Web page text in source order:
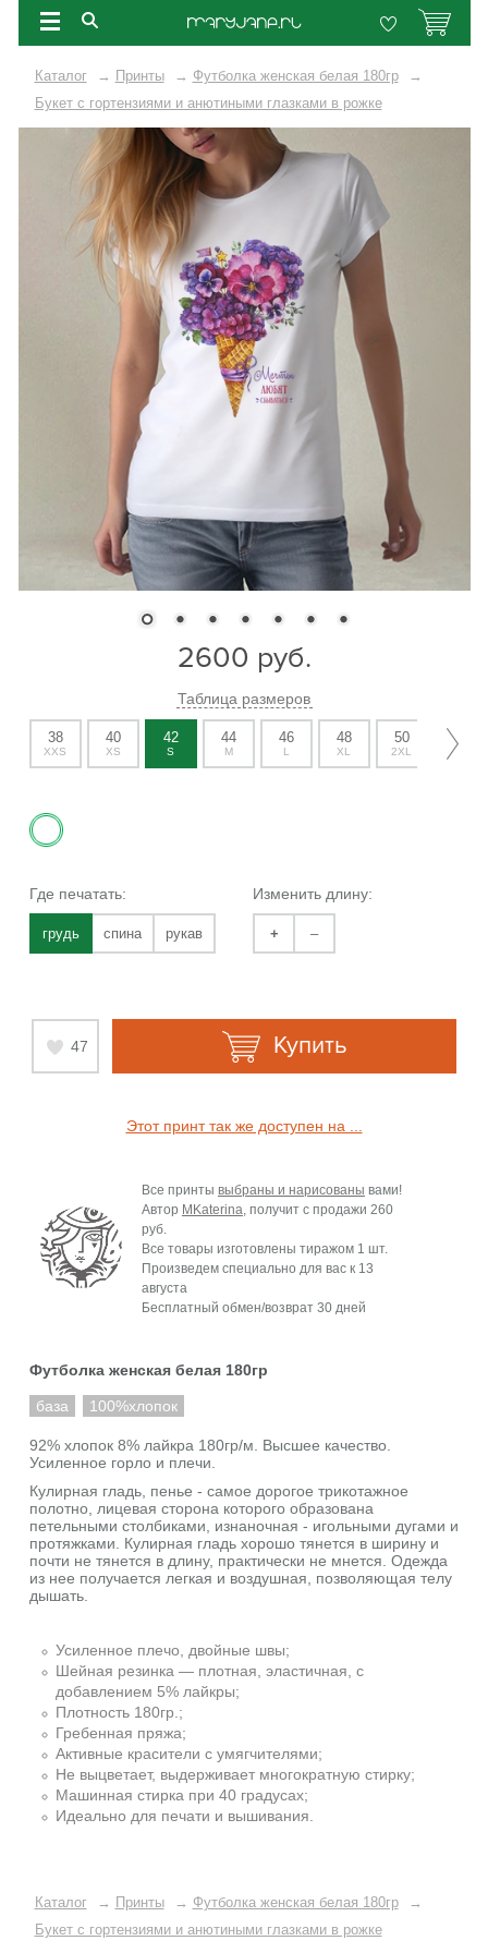
Каталог → Принты → Футболка женская белая 180гр
→
Букет с гортензиями и анютиными глазками в рожке
2600 руб.
Таблица размеров
38
XXS
40
XS
42
S
44
M
46
L
48
XL
50
2XL
52
3XL
Где печатать:
грудь спина рукав
Изменить длину:
+ –
47 Купить
Этот принт так же доступен на ...
Все принты выбраны и нарисованы вами!
Автор MKaterina, получит с продажи 260
руб.
Все товары изготовлены тиражом 1 шт.
Произведем специально для вас к 13
августа
Бесплатный обмен/возврат 30 дней
Футболка женская белая 180гр
база 100%хлопок
92% хлопок 8% лайкра 180гр/м. Высшее качество.
Усиленное горло и плечи.
Кулирная гладь, пенье - самое дорогое трикотажное
полотно, лицевая сторона которого образована
петельными столбиками, изнаночная - игольными дугами и
протяжками. Кулирная гладь хорошо тянется в ширину и
почти не тянется в длину, практически не мнется. Одежда
из нее получается легкая и воздушная, позволяющая телу
дышать.
Усиленное плечо, двойные швы;
Шейная резинка — плотная, эластичная, с
добавлением 5% лайкры;
Плотность 180гр.;
Гребенная пряжа;
Активные красители с умягчителями;
Не выцветает, выдерживает многократную стирку;
Машинная стирка при 40 градусах;
Идеально для печати и вышивания.
Каталог → Принты → Футболка женская белая 180гр
→
Букет с гортензиями и анютиными глазками в рожке